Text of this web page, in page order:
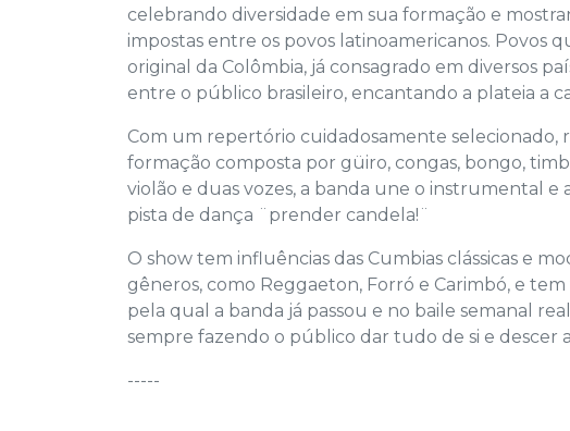
celebrando diversidade em sua formação e
impostas entre os povos latinoamericanos. Povos
original da Colômbia, já consagrado em diversos
entre o público brasileiro, encantando a plateia a
Com um repertório cuidadosamente selecionado,
formação composta por güiro, congas, bongo,
violão e duas vozes, a banda une o instrumental
pista de dança ¨prender candela!¨
O show tem influências das Cumbias clássicas e
gêneros, como Reggaeton, Forró e Carimbó, e
pela qual a banda já passou e no baile semanal
sempre fazendo o público dar tudo de si e descer
-----